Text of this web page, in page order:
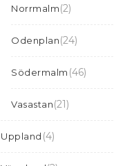
Norrmalm(2)
Odenplan(24)
Södermalm (46)
Vasastan(21)
Uppland (4)